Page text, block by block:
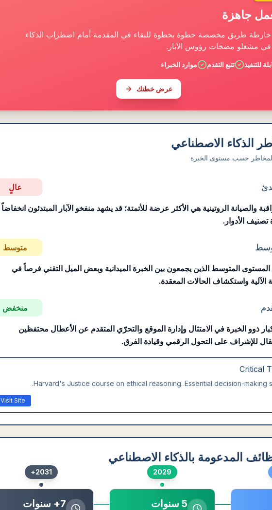
جاهزة
طريق مخصصة خطوة بخطوة للبقاء في المقدمة أمام اضطراب الذكاء
في مشغلو مضخات رؤوس الآبار.
للتنفيذ تتبع التقدم موارد الخبراء
عرض خطتك
الذكاء الاصطناعي
حسب مستوى الخبرة
عالٍ
والصيانة الروتينية هي الأكثر عرضة للأتمتة؛ قد يشهد منفخو الآبار المبتدئون انخفاضاً
الأدوار.
متوسط
المتوسط الذين يجمعون بين الخبرة الميدانية وبعض الميل التقني فرصاً في
الآلية واستكشاف الحالات المعقدة.
منخفض
ذوو الخبرة في الامتثال وإدارة الموقع والتحرّي المتقدم عن الأعطال محتفظين
للإشراف على التحول الرقمي وقيادة الفرق.
Critical
Harvard's Justice course on ethical reasoning. Essential decision-making
Visit Site
المدعومة بالذكاء الاصطناعي
2029
5 سنوات
2031+
7+ سنوات